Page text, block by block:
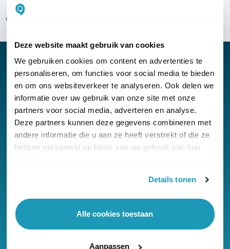
Deze website maakt gebruik van cookies
We gebruiken cookies om content en advertenties te
personaliseren, om functies voor social media te bieden
en om ons websiteverkeer te analyseren. Ook delen we
informatie over uw gebruik van onze site met onze
partners voor social media, adverteren en analyse.
Deze partners kunnen deze gegevens combineren met
andere informatie die u aan ze heeft verstrekt of die ze
hebben verzameld op basis van uw gebruik van hun
Details tonen
Alle cookies toestaan
Aanpassen
Over KommaGo
Nieuwsbrief
Klantenservice